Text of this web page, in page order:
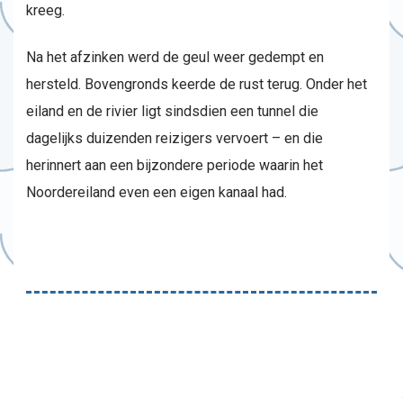
kreeg.
Na het afzinken werd de geul weer gedempt en
hersteld. Bovengronds keerde de rust terug. Onder het
eiland en de rivier ligt sindsdien een tunnel die
dagelijks duizenden reizigers vervoert – en die
herinnert aan een bijzondere periode waarin het
Noordereiland even een eigen kanaal had.